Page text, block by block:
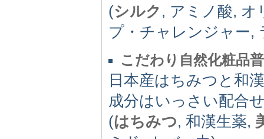
(シルク , アミノ酸, オ
プ・チャレンジャー,
こだわり自然化粧品
日本産はちみつと和
成分はいっさい配合
(はちみつ, 和漢生薬,